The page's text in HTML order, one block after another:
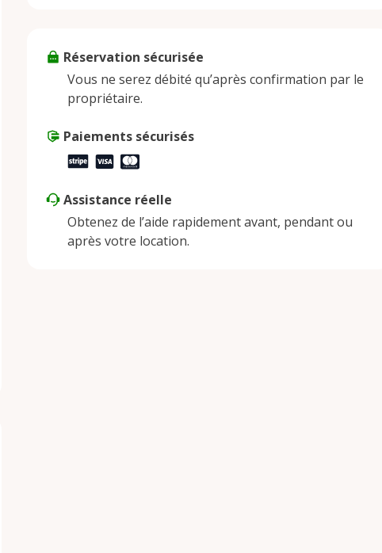
Vendredi
Samedi
9:00 AM - 8:00 PM
Dimanche
Réservation sécurisée
Vous ne serez débité qu’après confirmation par le
propriétaire.
Paiements sécurisés
Assistance réelle
Obtenez de l’aide rapidement avant, pendant ou
après votre location.